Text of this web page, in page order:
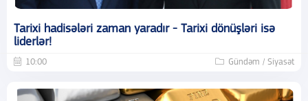
Tarixi hadisələri zaman yaradır - Tarixi dönüşləri isə
liderlər!
10:00 Gündəm / Siyasət